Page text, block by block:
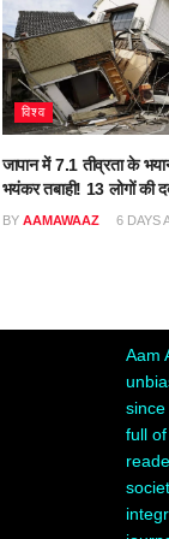
विश्व
जापान में 7.1 तीव्रता के
भयंकर तबाही! 13 लोगों की
BY AAMAWAAZ 6 DAYS
Aam
full